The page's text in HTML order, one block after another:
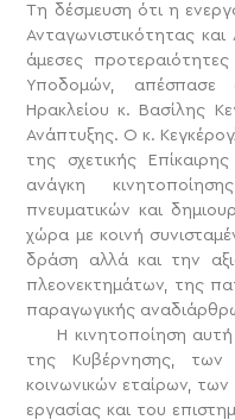
Τη δέσμευση ότι η
Ανταγωνιστικότητας
άμεσες
Υποδομών,
Ηρακλείου κ. Βασίλης
Ανάπτυξης. Ο κ.
της σχετικής
ανάγκη
πνευματικών και
χώρα με κοινή
δράση αλλά και την
πλεονεκτημάτων, της
παραγωγικής
Η κινητοποίηση αυτή
της Κυβέρνησης, των
κοινωνικών εταίρων,
εργασίας και του